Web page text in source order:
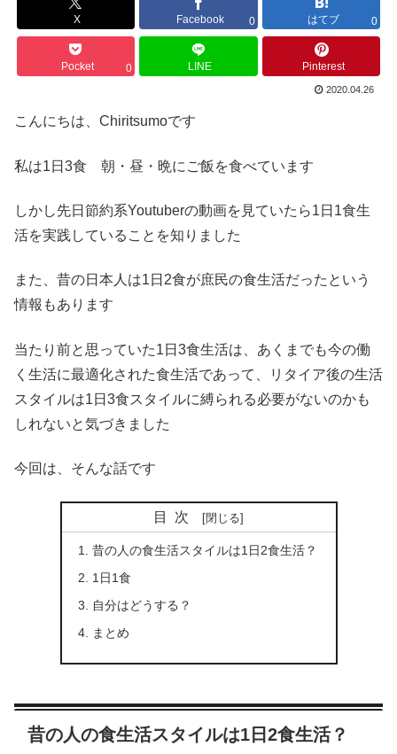
X Facebook 0 はてブ 0
Pocket 0 LINE Pinterest
2020.04.26
こんにちは、Chiritsumoです
私は1日3食 朝・昼・晩にご飯を食べています
しかし先日節約系Youtuberの動画を見ていたら1日1食生
活を実践していることを知りました
また、昔の日本人は1日2食が庶民の食生活だったという
情報もあります
当たり前と思っていた1日3食生活は、あくまでも今の働
く生活に最適化された食生活であって、リタイア後の生活
スタイルは1日3食スタイルに縛られる必要がないのかも
しれないと気づきました
今回は、そんな話です
目次
昔の人の食生活スタイルは1日2食生活？
1日1食
自分はどうする？
まとめ
昔の人の食生活スタイルは1日2食生活？